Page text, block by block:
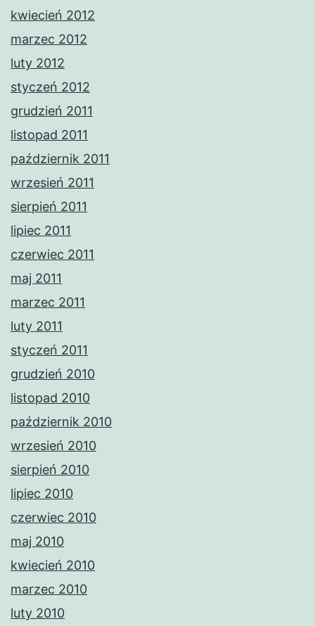
kwiecień 2012
marzec 2012
luty 2012
styczeń 2012
grudzień 2011
listopad 2011
październik 2011
wrzesień 2011
sierpień 2011
lipiec 2011
czerwiec 2011
maj 2011
marzec 2011
luty 2011
styczeń 2011
grudzień 2010
listopad 2010
październik 2010
wrzesień 2010
sierpień 2010
lipiec 2010
czerwiec 2010
maj 2010
kwiecień 2010
marzec 2010
luty 2010